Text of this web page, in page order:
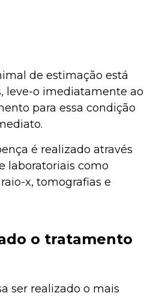
de estimação está
leve-o imediatamente ao
para essa condição
é realizado através
laboratoriais como
x, tomografias e
o tratamento
ser realizado o mais